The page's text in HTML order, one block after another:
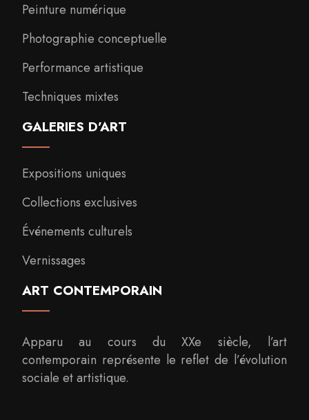
Peinture numérique
Photographie conceptuelle
Performance artistique
Techniques mixtes
GALERIES D’ART
Expositions uniques
Collections exclusives
Événements culturels
Vernissages
ART CONTEMPORAIN
Apparu au cours du XXe siècle, l’art
contemporain représente le reflet de l’évolution
sociale et artistique.